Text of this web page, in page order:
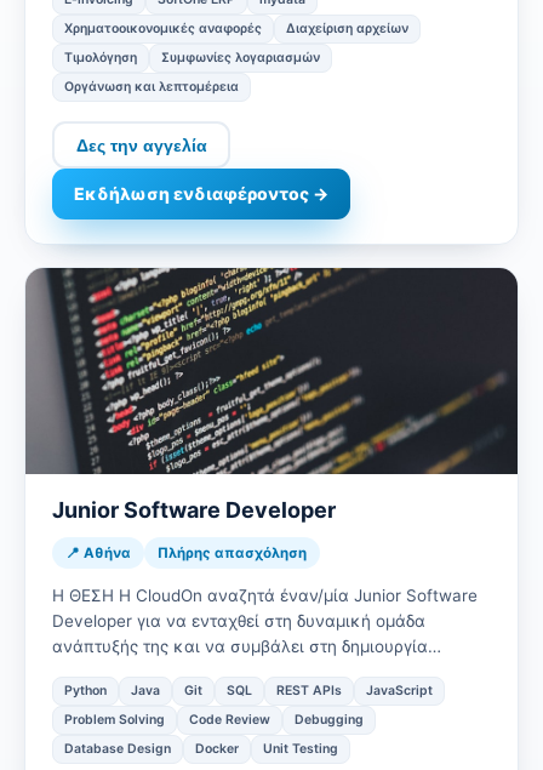
Χρηματοοικονομικές αναφορές
Διαχείριση αρχείων
Tιμολόγηση
Συμφωνίες λογαριασμών
Οργάνωση και λεπτομέρεια
Δες την αγγελία
Εκδήλωση ενδιαφέροντος →
Junior Software Developer
📍 Αθήνα Πλήρης απασχόληση
Η ΘΕΣΗ Η CloudOn αναζητά έναν/μία Junior Software
Developer για να ενταχθεί στη δυναμική ομάδα
ανάπτυξής της και να συμβάλει στη δημιουργία
Python Java Git SQL REST APIs
JavaScript
Problem Solving
Code Review
Debugging
Database Design
Docker Unit Testing